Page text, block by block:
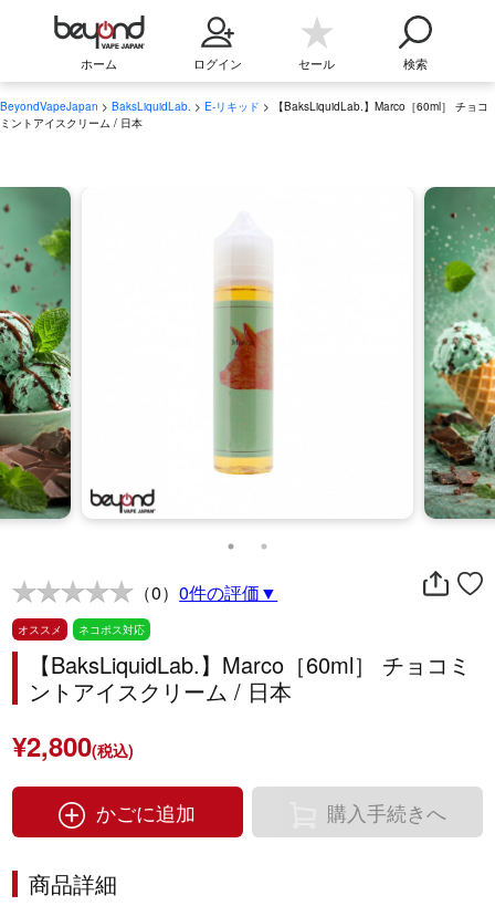
ホーム ログイン セール 検索
BeyondVapeJapan > BaksLiquidLab. > E-リキッド > 【BaksLiquidLab.】Marco［60ml］ チョコ
ミントアイスクリーム / 日本
（0）0件の評価▼
オススメ ネコポス対応
【BaksLiquidLab.】Marco［60ml］ チョコミ
ントアイスクリーム / 日本
¥2,800(税込)
かごに追加 購入手続きへ
商品詳細